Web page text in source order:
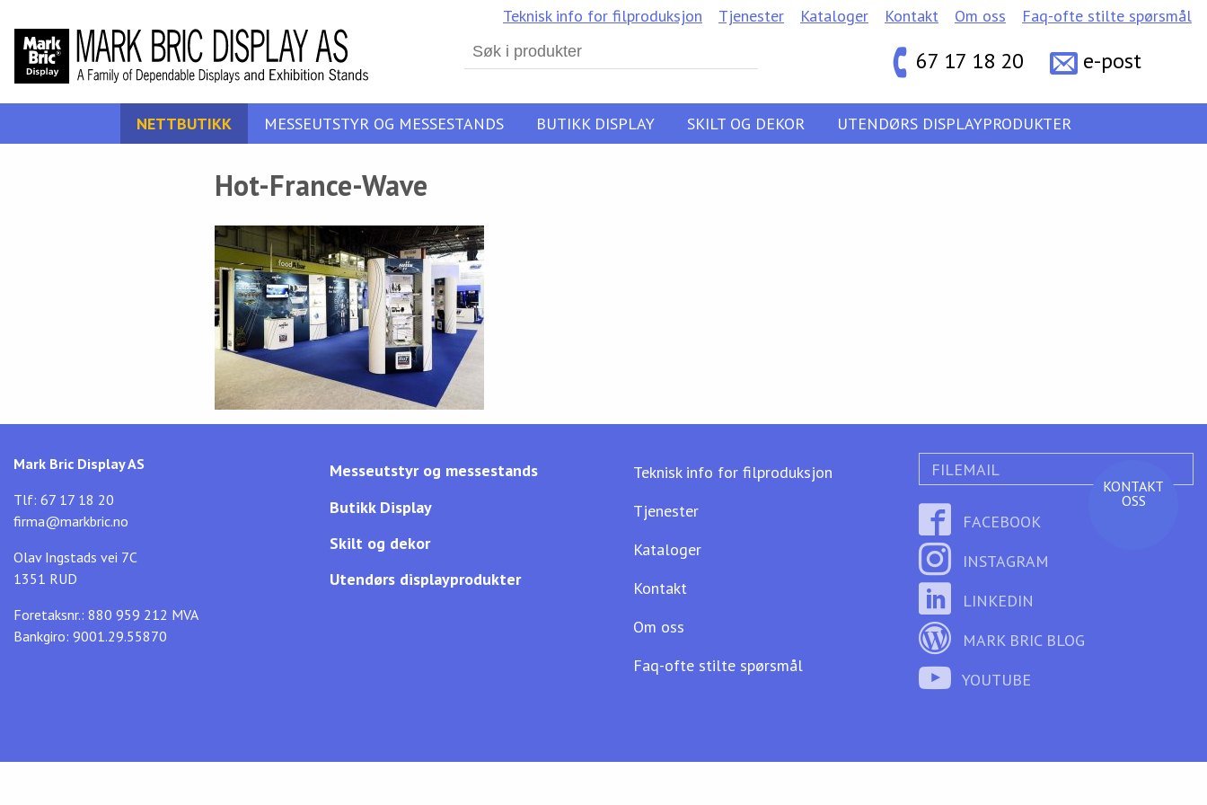
KONTAKT
OSS
Search
for:
67 17 18 20 e-post
Teknisk info for filproduksjon Tjenester Kataloger Kontakt Om oss Faq-ofte stilte spørsmål
NETTBUTIKK MESSEUTSTYR OG MESSESTANDS BUTIKK DISPLAY SKILT OG DEKOR UTENDØRS DISPLAYPRODUKTER
Hot-France-Wave
Messeutstyr og messestands
Butikk Display
Skilt og dekor
Utendørs displayprodukter
Teknisk info for filproduksjon
Tjenester
Kataloger
Kontakt
Om oss
Faq-ofte stilte spørsmål
FILEMAIL
FACEBOOK
INSTAGRAM
LINKEDIN
MARK BRIC BLOG
YOUTUBE
Mark Bric Display AS
Tlf: 67 17 18 20
firma@markbric.no
Olav Ingstads vei 7C
1351 RUD
Foretaksnr.: 880 959 212 MVA
Bankgiro: 9001.29.55870